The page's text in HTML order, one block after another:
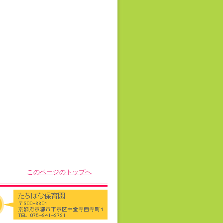
このページのトップへ